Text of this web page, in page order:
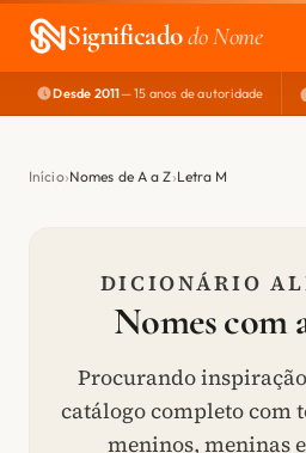
Significadodo Nome
EXPLORAR
NOME PERFEITO
Desde 2011— 15 anos de autoridade
Início Nomes de A a Z Letra M
DICIONÁRIO
Nomes com
Procurando
catálogo completo com
meninos, meninas